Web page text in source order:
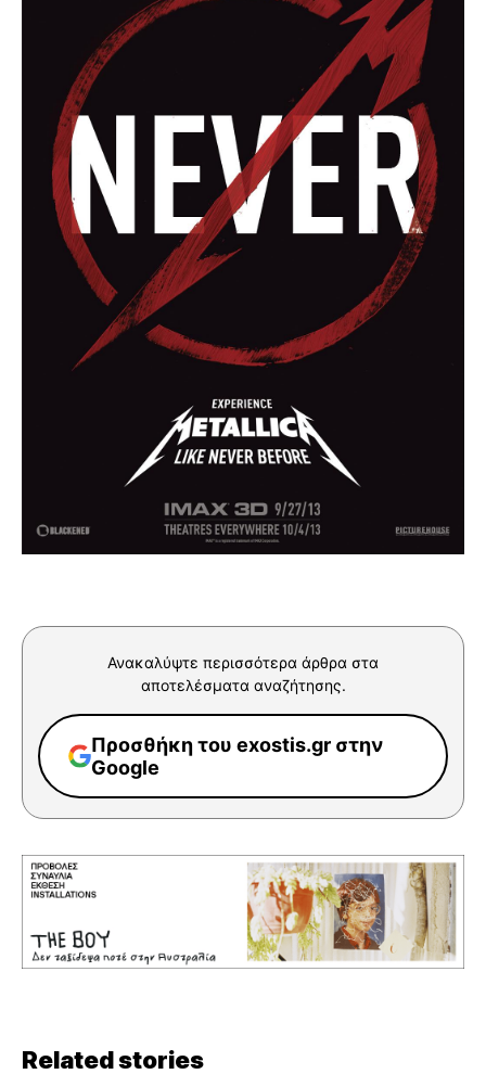
Ανακαλύψτε περισσότερα άρθρα στα
αποτελέσματα αναζήτησης.
Προσθήκη του exostis.gr στην
Google
Related stories